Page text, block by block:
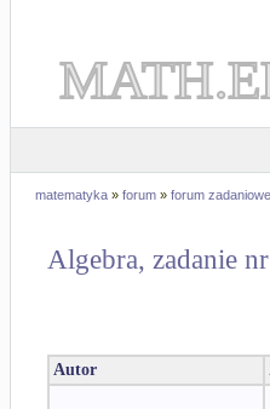
matematyka » forum » forum
Algebra, zadanie
Autor